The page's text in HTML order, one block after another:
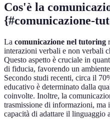
Cos'è la
{#comunicazione-
La comunicazione nel tutoring
interazioni verbali e non verbali
Questo aspetto è cruciale in
di fiducia, favorendo un
Secondo studi recenti, circa il
educativo è determinato dalla
coinvolte. Inoltre, la
trasmissione di informazioni, ma
capacità di adattare il linguaggio